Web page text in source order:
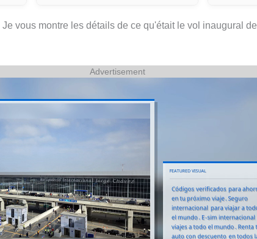
Je vous montre les détails de ce qu'était le vol inaugural de
Advertisement